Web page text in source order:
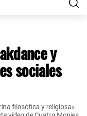
y
sociales
filosófica y religiosa»